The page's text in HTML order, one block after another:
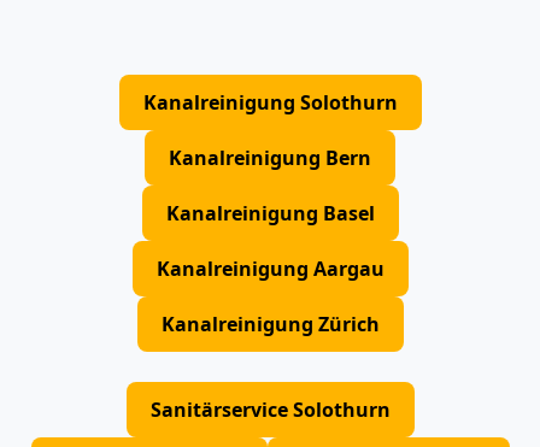
Kanalreinigung Solothurn
Kanalreinigung Bern
Kanalreinigung Basel
Kanalreinigung Aargau
Kanalreinigung Zürich
Sanitärservice Solothurn